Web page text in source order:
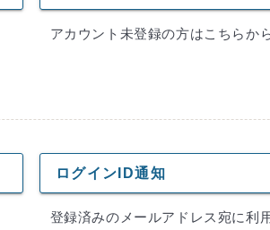
アカウント未登録の方はこちらか
ログインID通知
登録済みのメールアドレス宛に利